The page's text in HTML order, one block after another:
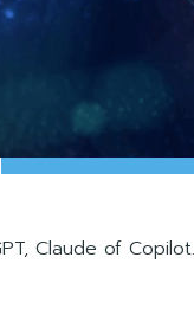
Claude of